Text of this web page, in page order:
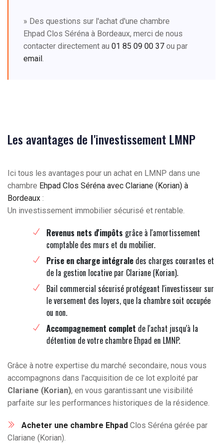
» Des questions sur l'achat d'une chambre
Ehpad Clos Séréna à Bordeaux, merci de nous
contacter directement au 01 85 09 00 37 ou par
email.
Les avantages de l'investissement LMNP
Ici tous les avantages pour un achat en LMNP dans une
chambre Ehpad Clos Séréna avec Clariane (Korian) à
Bordeaux :
Un investissement immobilier sécurisé et rentable.
Revenus nets d'impôts grâce à l'amortissement
comptable des murs et du mobilier.
Prise en charge intégrale des charges courantes et
de la gestion locative par Clariane (Korian).
Bail commercial sécurisé protégeant l'investisseur sur
le versement des loyers, que la chambre soit occupée
ou non.
Accompagnement complet de l'achat jusqu'à la
détention de votre chambre Ehpad en LMNP.
Grâce à notre expertise du marché secondaire, nous vous
accompagnons dans l'acquisition de ce lot exploité par
Clariane (Korian), en vous garantissant une visibilité
parfaite sur les performances historiques de la résidence.
Acheter une chambre Ehpad Clos Séréna gérée par
Clariane (Korian).